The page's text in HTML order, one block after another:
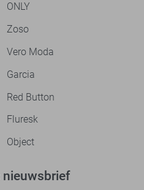
ONLY
Zoso
Vero Moda
Garcia
Red Button
Fluresk
Object
nieuwsbrief